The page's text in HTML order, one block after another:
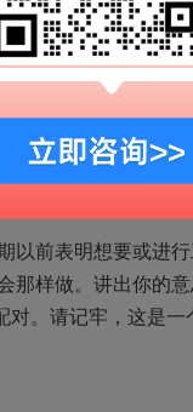
创建更多方面的联
该找寻具备这种同
家难以相信你。认
以前表明想要或进
那样做。讲出你的
。请记牢，这是一